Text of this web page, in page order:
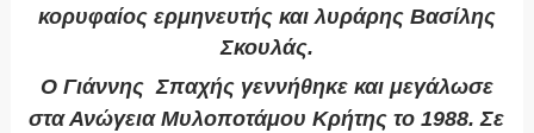
κορυφαίος ερμηνευτής και λυράρης Βασίλης
Σκουλάς.
Ο Γιάννης Σπαχής γεννήθηκε και μεγάλωσε
στα Ανώγεια Μυλοποτάμου Κρήτης το 1988. Σε